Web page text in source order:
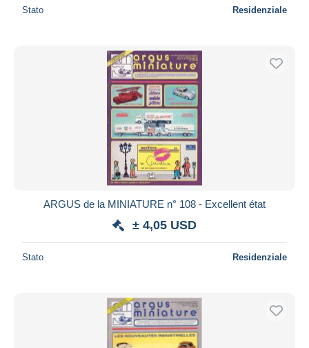
Stato Residenziale
ARGUS de la MINIATURE n° 108 - Excellent état
± 4,05 USD
Stato Residenziale